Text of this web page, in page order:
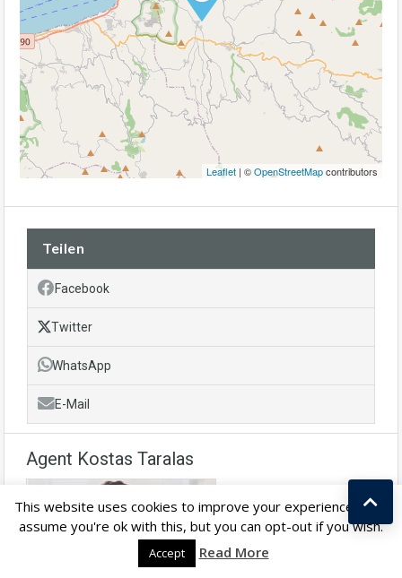
Leaflet | ©OpenStreetMapcontributors
Teilen
Facebook
Twitter
WhatsApp
E-Mail
Agent Kostas Taralas
This website uses cookies to improve your experience. We'll
assume you're ok with this, but you can opt-out if you wish.
Accept Read More
Kostas Taralas